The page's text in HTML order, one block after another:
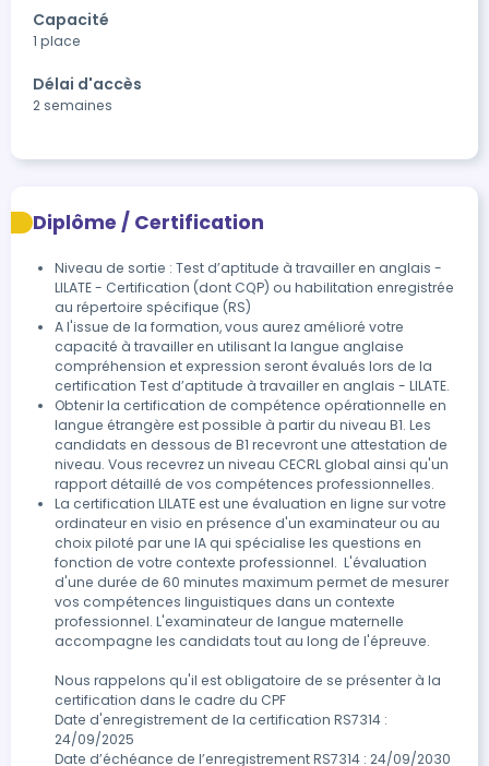
Capacité
1 place
Délai d'accès
2 semaines
Diplôme / Certification
Niveau de sortie : Test d’aptitude à travailler en anglais -
LILATE - Certification (dont CQP) ou habilitation enregistrée
au répertoire spécifique (RS)
A l'issue de la formation, vous aurez amélioré votre
capacité à travailler en utilisant la langue anglaise
compréhension et expression seront évalués lors de la
certification Test d’aptitude à travailler en anglais - LILATE.
Obtenir la certification de compétence opérationnelle en
langue étrangère est possible à partir du niveau B1. Les
candidats en dessous de B1 recevront une attestation de
niveau. Vous recevrez un niveau CECRL global ainsi qu'un
rapport détaillé de vos compétences professionnelles.
La certification LILATE est une évaluation en ligne sur votre
ordinateur en visio en présence d'un examinateur ou au
choix piloté par une IA qui spécialise les questions en
fonction de votre contexte professionnel.  L'évaluation
d'une durée de 60 minutes maximum permet de mesurer
vos compétences linguistiques dans un contexte
professionnel. L'examinateur de langue maternelle
accompagne les candidats tout au long de l'épreuve.
Nous rappelons qu'il est obligatoire de se présenter à la
certification dans le cadre du CPF
Date d'enregistrement de la certification RS7314 :
24/09/2025
Date d’échéance de l’enregistrement RS7314 : 24/09/2030